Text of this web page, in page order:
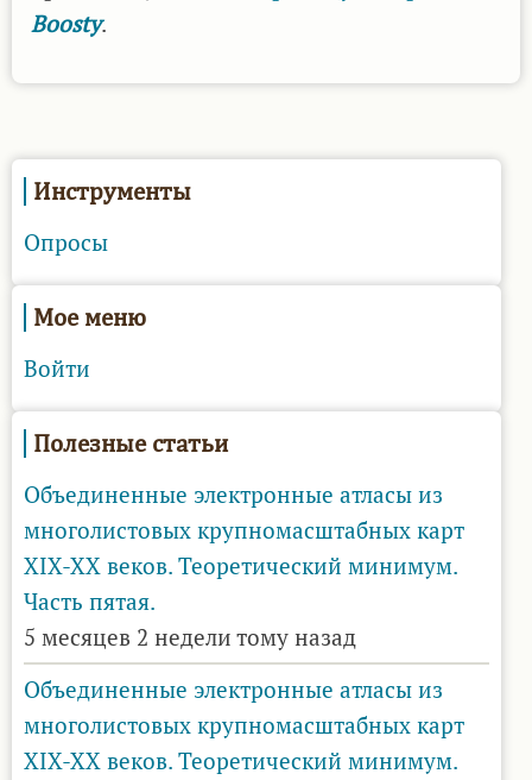
Boosty.
Инструменты
Опросы
Мое меню
Войти
Полезные статьи
Объединенные электронные атласы из
многолистовых крупномасштабных карт
XIX-XX веков. Теоретический минимум.
Часть пятая.
5 месяцев 2 недели тому назад
Объединенные электронные атласы из
многолистовых крупномасштабных карт
XIX-XX веков. Теоретический минимум.